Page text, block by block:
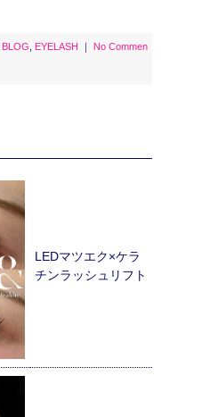
BLOG EYELASH ｜ No Commen
LEDマツエク×ケラ
チンラッシュリフト